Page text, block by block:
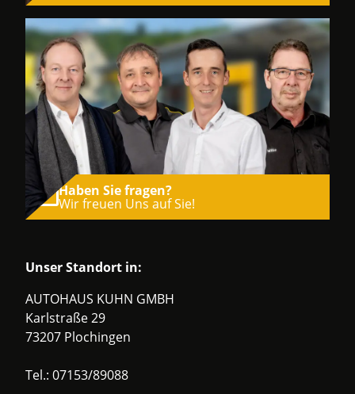
Haben Sie fragen?
Wir freuen Uns auf Sie!
Unser Standort in:
AUTOHAUS KUHN GMBH
Karlstraße 29
73207 Plochingen
Tel.: 07153/89088